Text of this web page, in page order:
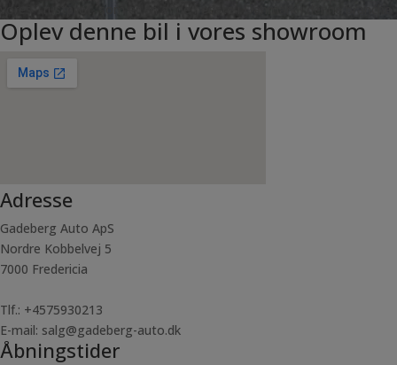
vores Trustpilot, som er en af de bedste i Danmark i denne branche.
Oplev denne bil i vores showroom
Adresse
Gadeberg Auto ApS
Nordre Kobbelvej 5
7000 Fredericia
Tlf.: +4575930213
E-mail: salg@gadeberg-auto.dk
Åbningstider